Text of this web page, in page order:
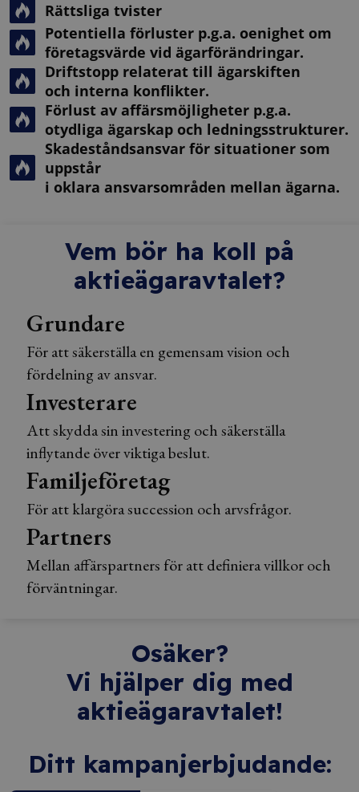
Rättsliga tvister
Potentiella förluster p.g.a. oenighet om
företagsvärde vid ägarförändringar.
Driftstopp relaterat till ägarskiften
och interna konflikter.
Förlust av affärsmöjligheter p.g.a.
otydliga ägarskap och ledningsstrukturer.
Skadeståndsansvar för situationer som
uppstår
i oklara ansvarsområden mellan ägarna.
Vem bör ha koll på
aktieägaravtalet?
Grundare
För att säkerställa en gemensam vision och
fördelning av ansvar.
Investerare
Att skydda sin investering och säkerställa
inflytande över viktiga beslut.
Familjeföretag
För att klargöra succession och arvsfrågor.
Partners
Mellan affärspartners för att definiera villkor och
förväntningar.
Osäker?
Vi hjälper dig med
aktieägaravtalet!
Ditt kampanjerbjudande: